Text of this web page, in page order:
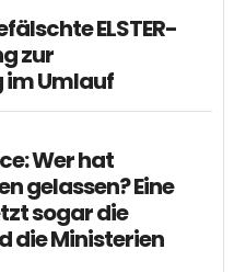
ELSTER-
zur
Umlauf
Wer hat
gelassen? Eine
sogar die
die Ministerien